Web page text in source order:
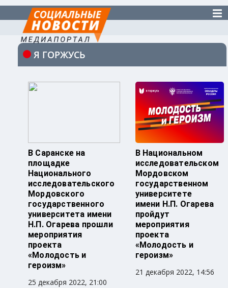
Я ГОРЖУСЬ
В Саранске на
площадке
Национального
исследовательского
Мордовского
государственного
университета имени
Н.П. Огарева прошли
мероприятия
проекта
«Молодость и
героизм»
25 декабря 2022, 21:00
В Национальном
исследовательском
Мордовском
государственном
университете
имени Н.П. Огарева
пройдут
мероприятия
проекта
«Молодость и
героизм»
21 декабря 2022, 14:56